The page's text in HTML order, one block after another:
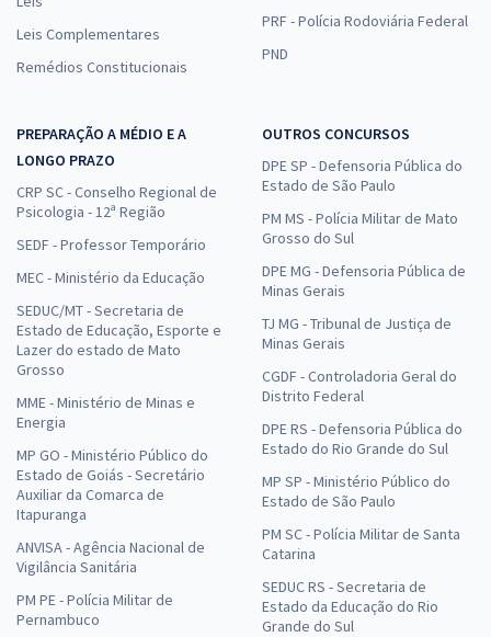
Leis Complementares
Remédios Constitucionais
PRF - Polícia Rodoviária Federal
PND
PREPARAÇÃO A MÉDIO E A
LONGO PRAZO
CRP SC - Conselho Regional de
Psicologia - 12ª Região
SEDF - Professor Temporário
MEC - Ministério da Educação
SEDUC/MT - Secretaria de
Estado de Educação, Esporte e
Lazer do estado de Mato
Grosso
MME - Ministério de Minas e
Energia
MP GO - Ministério Público do
Estado de Goiás - Secretário
Auxiliar da Comarca de
Itapuranga
ANVISA - Agência Nacional de
Vigilância Sanitária
PM PE - Polícia Militar de
Pernambuco
OUTROS CONCURSOS
DPE SP - Defensoria Pública do
Estado de São Paulo
PM MS - Polícia Militar de Mato
Grosso do Sul
DPE MG - Defensoria Pública de
Minas Gerais
TJ MG - Tribunal de Justiça de
Minas Gerais
CGDF - Controladoria Geral do
Distrito Federal
DPE RS - Defensoria Pública do
Estado do Rio Grande do Sul
MP SP - Ministério Público do
Estado de São Paulo
PM SC - Polícia Militar de Santa
Catarina
SEDUC RS - Secretaria de
Estado da Educação do Rio
Grande do Sul